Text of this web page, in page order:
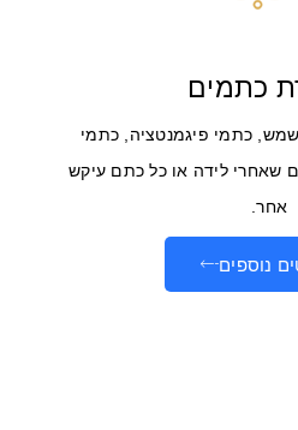
כתמים
כתמי פיגמנטציה, כתמי
שאחרי לידה או כל כתם עיקש
אחר.
נוספים